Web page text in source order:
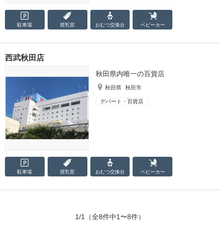
駐車場 授乳室 おむつ交換台 ベビーカー
西武秋田店
秋田県内唯一の百貨店
秋田県 秋田市
デパート・百貨店
駐車場 授乳室 おむつ交換台 ベビーカー
1/1 （全8件中1〜8件）